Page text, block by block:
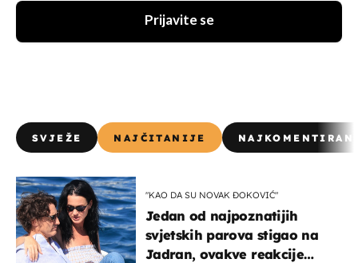
Prijavite se
SVJEŽE NAJČITANIJE
"KAO DA SU NOVAK ĐOKOVIĆ"
Jedan od najpoznatijih
svjetskih parova stigao na
Jadran, ovakve reakcije